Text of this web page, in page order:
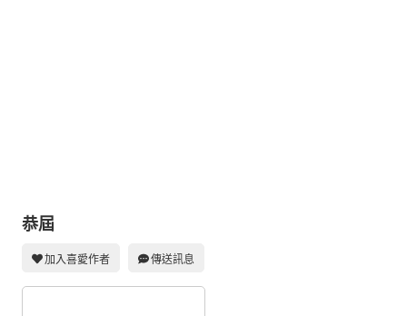
攤位轉讓區
會員功能選單
恭屆
加入喜愛作者 傳送訊息